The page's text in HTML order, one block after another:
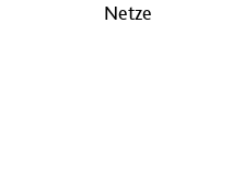
Netze